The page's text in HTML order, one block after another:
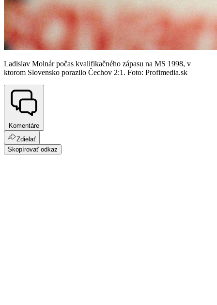
Ladislav Molnár počas kvalifikačného zápasu na MS 1998, v
ktorom Slovensko porazilo Čechov 2:1. Foto: Profimedia.sk
Komentáre
Zdielať
Skopírovať odkaz